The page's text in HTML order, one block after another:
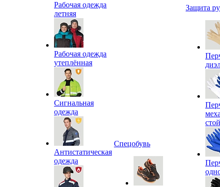
Рабочая одежда
летняя
Рабочая одежда
утеплённая
Сигнальная
одежда
Антистатическая
одежда
Спецобувь
Защита